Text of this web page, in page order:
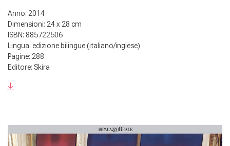
Anno: 2014
Dimensioni: 24 x 28 cm
ISBN: 885722506
Lingua: edizione bilingue (italiano/inglese)
Pagine: 288
Editore: Skira